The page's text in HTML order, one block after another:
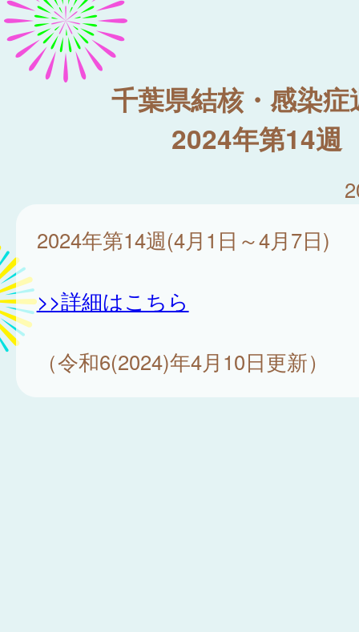
千葉県結核・感染症
2024年第14週
2024年第14週(4月1日～4月7日)
>>詳細はこちら
（令和6(2024)年4月10日更新）